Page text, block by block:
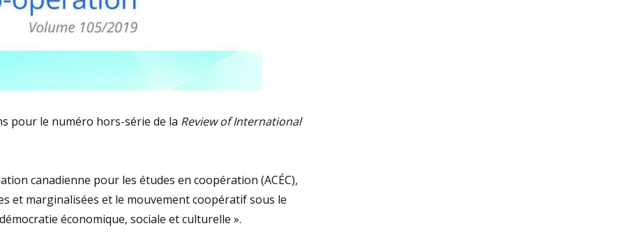
pour le numéro hors-série de la Review of International
canadienne pour les études en coopération (ACÉC),
et marginalisées et le mouvement coopératif sous le
économique, sociale et culturelle ».